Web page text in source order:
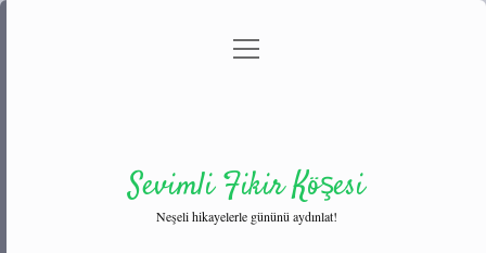
Gizlilik Politikası
menüyü
Sevimli Fikir Köşesi
Neşeli hikayelerle gününü aydınlat!